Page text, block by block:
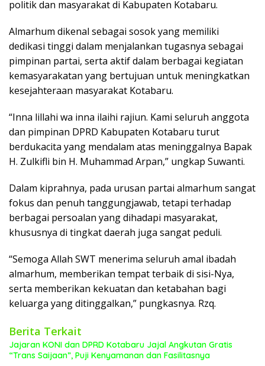
politik dan masyarakat di Kabupaten Kotabaru.
Almarhum dikenal sebagai sosok yang memiliki
dedikasi tinggi dalam menjalankan tugasnya sebagai
pimpinan partai, serta aktif dalam berbagai kegiatan
kemasyarakatan yang bertujuan untuk meningkatkan
kesejahteraan masyarakat Kotabaru.
“Inna lillahi wa inna ilaihi rajiun. Kami seluruh anggota
dan pimpinan DPRD Kabupaten Kotabaru turut
berdukacita yang mendalam atas meninggalnya Bapak
H. Zulkifli bin H. Muhammad Arpan,” ungkap Suwanti.
Dalam kiprahnya, pada urusan partai almarhum sangat
fokus dan penuh tanggungjawab, tetapi terhadap
berbagai persoalan yang dihadapi masyarakat,
khususnya di tingkat daerah juga sangat peduli.
“Semoga Allah SWT menerima seluruh amal ibadah
almarhum, memberikan tempat terbaik di sisi-Nya,
serta memberikan kekuatan dan ketabahan bagi
keluarga yang ditinggalkan,” pungkasnya. Rzq.
Berita Terkait
Jajaran KONI dan DPRD Kotabaru Jajal Angkutan Gratis
“Trans Saijaan”, Puji Kenyamanan dan Fasilitasnya